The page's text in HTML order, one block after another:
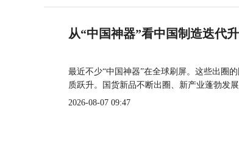
从“中国神器”看中国制造迭代
最近不少“中国神器”在全球刷屏。这些出圈
质跃升。国货新品不断出圈、新产业蓬勃发
2026-08-07 09:47